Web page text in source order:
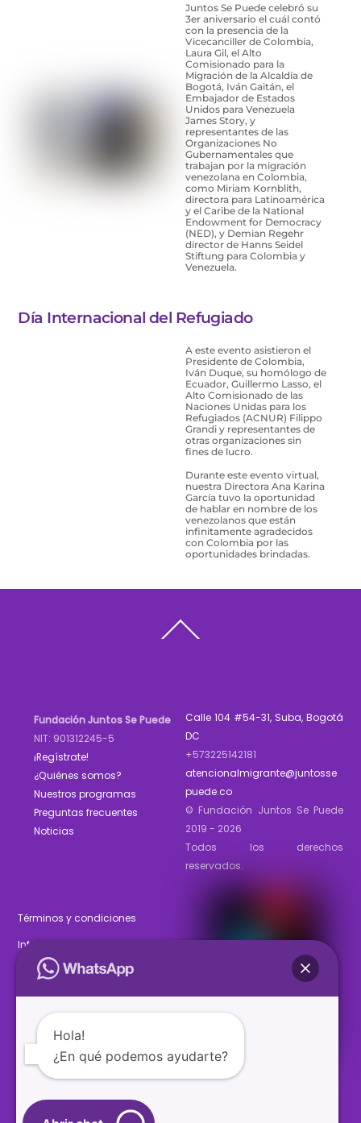
Juntos Se Puede celebró su
3er aniversario el cuál contó
con la presencia de la
Vicecanciller de Colombia,
Laura Gil, el Alto
Comisionado para la
Migración de la Alcaldía de
Bogotá, Iván Gaitán, el
Embajador de Estados
Unidos para Venezuela
James Story, y
representantes de las
Organizaciones No
Gubernamentales que
trabajan por la migración
venezolana en Colombia,
como Miriam Kornblith,
directora para Latinoamérica
y el Caribe de la National
Endowment for Democracy
(NED), y Demian Regehr
director de Hanns Seidel
Stiftung para Colombia y
Venezuela.
Día Internacional del Refugiado
A este evento asistieron el
Presidente de Colombia,
Iván Duque, su homólogo de
Ecuador, Guillermo Lasso, el
Alto Comisionado de las
Naciones Unidas para los
Refugiados (ACNUR) Filippo
Grandi y representantes de
otras organizaciones sin
fines de lucro.
Durante este evento virtual,
nuestra Directora Ana Karina
García tuvo la oportunidad
de hablar en nombre de los
venezolanos que están
infinitamente agradecidos
con Colombia por las
oportunidades brindadas.
To
Fundación Juntos Se Puede
NIT: 901312245-5
¡Regístrate!
¿Quiénes somos?
Nuestros programas
Preguntas frecuentes
Noticias
Calle 104 #54-31, Suba, Bogotá
DC
+573225142181
atencionalmigrante@juntosse
puede.co
© Fundación Juntos Se Puede
2019 - 2026
Todos los derechos
reservados.
Términos y condiciones
Informe de gestión 2025
Estados financieros 2025
SÍGUENOS
Hola!
¿En qué podemos ayudarte?